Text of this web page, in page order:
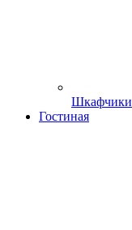
Шкафчики
Гостиная